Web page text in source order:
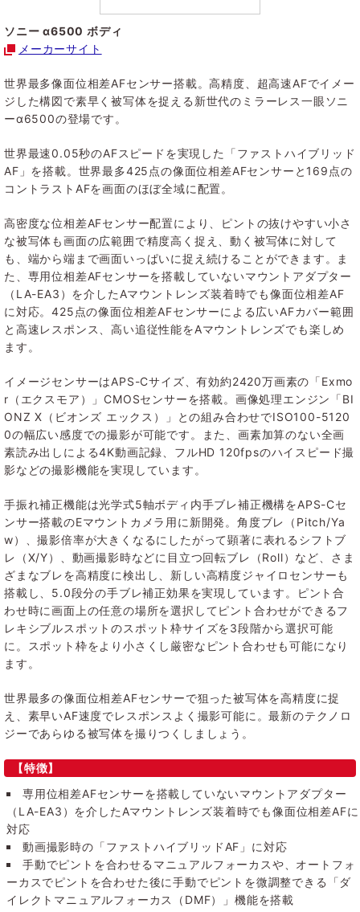
ソニー α6500 ボディ
メーカーサイト
世界最多像面位相差AFセンサー搭載。高精度、超高速AFでイメー
ジした構図で素早く被写体を捉える新世代のミラーレス一眼ソニ
ーα6500の登場です。
世界最速0.05秒のAFスピードを実現した「ファストハイブリッド
AF」を搭載。世界最多425点の像面位相差AFセンサーと169点の
コントラストAFを画面のほぼ全域に配置。
高密度な位相差AFセンサー配置により、ピントの抜けやすい小さ
な被写体も画面の広範囲で精度高く捉え、動く被写体に対して
も、端から端まで画面いっぱいに捉え続けることができます。ま
た、専用位相差AFセンサーを搭載していないマウントアダプター
（LA-EA3）を介したAマウントレンズ装着時でも像面位相差AF
に対応。425点の像面位相差AFセンサーによる広いAFカバー範囲
と高速レスポンス、高い追従性能をAマウントレンズでも楽しめ
ます。
イメージセンサーはAPS-Cサイズ、有効約2420万画素の「Exmo
r（エクスモア）」CMOSセンサーを搭載。画像処理エンジン「BI
ONZ X（ビオンズ エックス）」との組み合わせでISO100-5120
0の幅広い感度での撮影が可能です。また、画素加算のない全画
素読み出しによる4K動画記録、フルHD 120fpsのハイスピード撮
影などの撮影機能を実現しています。
手振れ補正機能は光学式5軸ボディ内手ブレ補正機構をAPS-Cセ
ンサー搭載のEマウントカメラ用に新開発。角度ブレ（Pitch/Ya
w）、撮影倍率が大きくなるにしたがって顕著に表れるシフトブ
レ（X/Y）、動画撮影時などに目立つ回転ブレ（Roll）など、さま
ざまなブレを高精度に検出し、新しい高精度ジャイロセンサーも
搭載し、5.0段分の手ブレ補正効果を実現しています。ピント合
わせ時に画面上の任意の場所を選択してピント合わせができるフ
レキシブルスポットのスポット枠サイズを3段階から選択可能
に。スポット枠をより小さくし厳密なピント合わせも可能になり
ます。
世界最多の像面位相差AFセンサーで狙った被写体を高精度に捉
え、素早いAF速度でレスポンスよく撮影可能に。最新のテクノロ
ジーであらゆる被写体を撮りつくしましょう。
【特徴】
専用位相差AFセンサーを搭載していないマウントアダプター
（LA-EA3）を介したAマウントレンズ装着時でも像面位相差AFに
対応
動画撮影時の「ファストハイブリッドAF」に対応
手動でピントを合わせるマニュアルフォーカスや、オートフォ
ーカスでピントを合わせた後に手動でピントを微調整できる「ダ
イレクトマニュアルフォーカス（DMF）」機能を搭載